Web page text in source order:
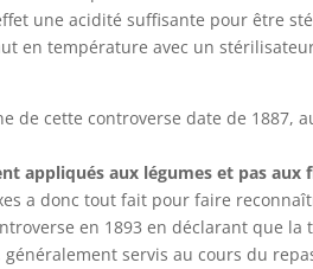
une acidité suffisante pour être
en température avec un
de cette controverse date de 1887,
appliqués aux légumes et pas aux
a donc tout fait pour faire
en 1893 en déclarant que
servis au cours du